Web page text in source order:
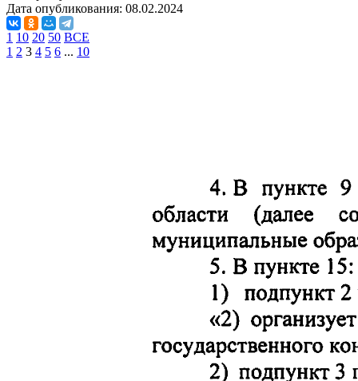
Дата опубликования: 08.02.2024
1 10 20 50 ВСЕ
1 2 3 4 5 6 ... 10